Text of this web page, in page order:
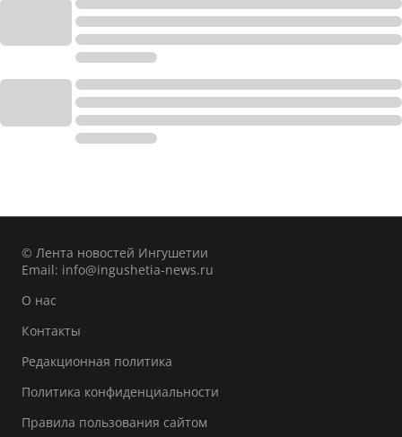
© Лента новостей Ингушетии
Email: info@ingushetia-news.ru
О нас
Контакты
Редакционная политика
Политика конфиденциальности
Правила пользования сайтом